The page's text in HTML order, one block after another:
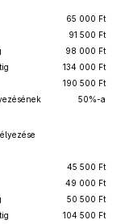
65 000 Ft
91 500 Ft
98 000 Ft
134 000 Ft
190 500 Ft
50%-a
45 500 Ft
49 000 Ft
50 500 Ft
104 500 Ft